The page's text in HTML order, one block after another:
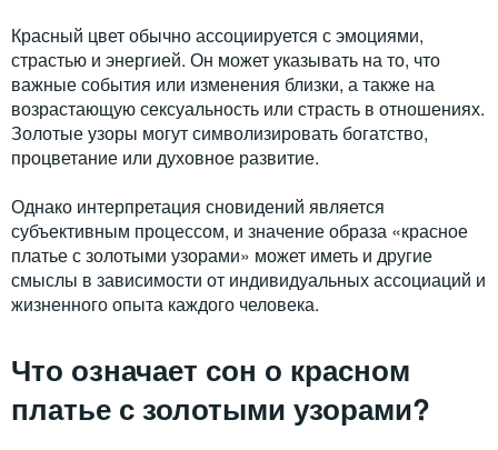
Красный цвет обычно ассоциируется с эмоциями,
страстью и энергией. Он может указывать на то, что
важные события или изменения близки, а также на
возрастающую сексуальность или страсть в отношениях.
Золотые узоры могут символизировать богатство,
процветание или духовное развитие.
Однако интерпретация сновидений является
субъективным процессом, и значение образа «красное
платье с золотыми узорами» может иметь и другие
смыслы в зависимости от индивидуальных ассоциаций и
жизненного опыта каждого человека.
Что означает сон о красном
платье с золотыми узорами?